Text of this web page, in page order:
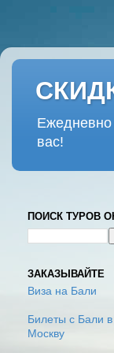
Ежедневно
вас!
ПОИСК ТУРОВ
ЗАКАЗЫВАЙТЕ
Виза на Бали
Билеты с Бали в
Москву